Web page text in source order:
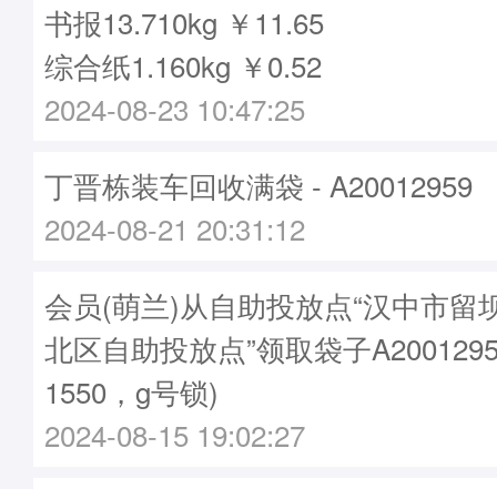
书报13.710kg ￥11.65
综合纸1.160kg ￥0.52
2024-08-23 10:47:25
丁晋栋装车回收满袋 - A20012959
2024-08-21 20:31:12
会员(萌兰)从自助投放点“汉中市留
北区自助投放点”领取袋子
1550，g号锁)
2024-08-15 19:02:27